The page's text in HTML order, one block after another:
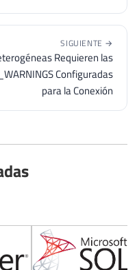
SIGUIENTE →
Requieren las
Configuradas
para la Conexión